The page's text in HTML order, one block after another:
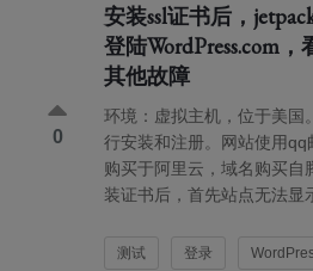
安装ssl证书后，
登陆WordPress.com
其他故障
0
环境：虚拟主机，位于美国
行安装和注册。网站使用
购买于阿里云，域名购买自
装证书后，首先站点无法显
测试 登录